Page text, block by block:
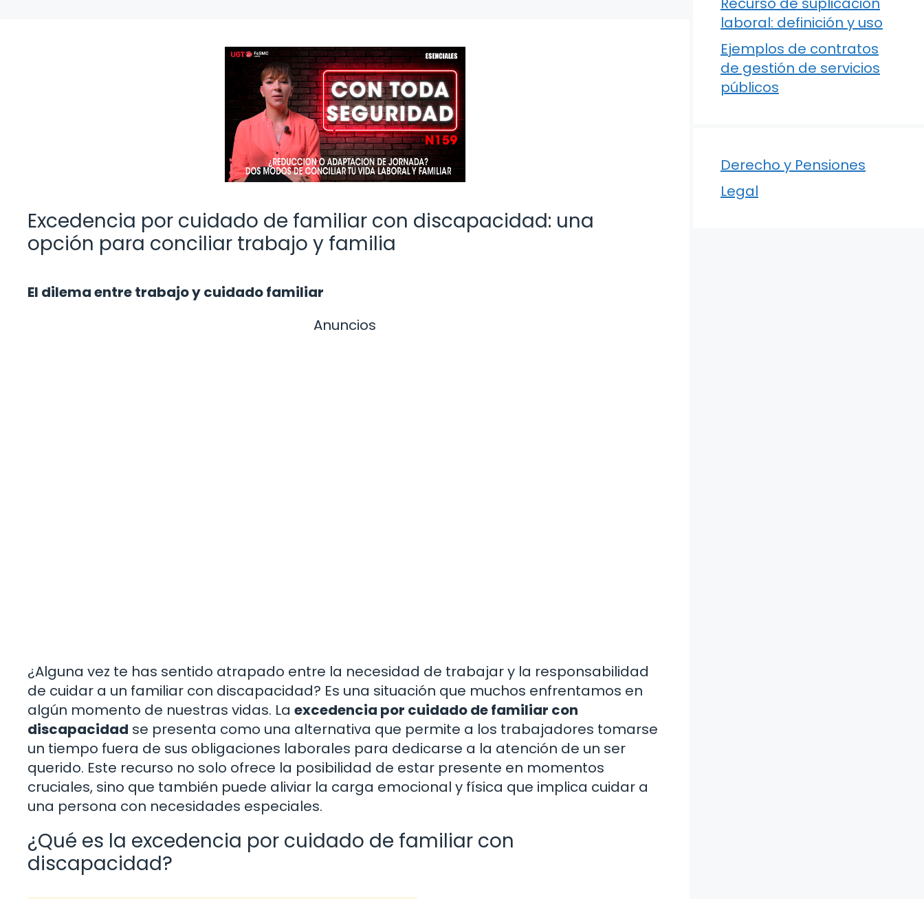
Excedencia por cuidado de familiar con discapacidad: una
opción para conciliar trabajo y familia
El dilema entre trabajo y cuidado familiar
Anuncios
¿Alguna vez te has sentido atrapado entre la necesidad de trabajar y la responsabilidad
de cuidar a un familiar con discapacidad? Es una situación que muchos enfrentamos en
algún momento de nuestras vidas. La excedencia por cuidado de familiar con
discapacidad se presenta como una alternativa que permite a los trabajadores tomarse
un tiempo fuera de sus obligaciones laborales para dedicarse a la atención de un ser
querido. Este recurso no solo ofrece la posibilidad de estar presente en momentos
cruciales, sino que también puede aliviar la carga emocional y física que implica cuidar a
una persona con necesidades especiales.
¿Qué es la excedencia por cuidado de familiar con
discapacidad?
laboral: definición y uso
Ejemplos de contratos
de gestión de servicios
públicos
Derecho y Pensiones
Legal